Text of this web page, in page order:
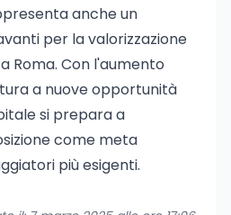
anche un
per la valorizzazione
Roma. Con l'aumento
a nuove opportunità
si prepara a
come meta
più esigenti.